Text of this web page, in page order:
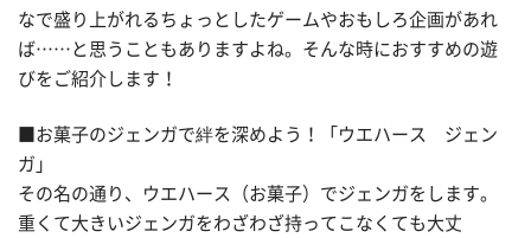
なで盛り上がれるちょっとしたゲームやおもしろ企画があれ
ば……と思うこともありますよね。そんな時におすすめの遊
びをご紹介します！
■お菓子のジェンガで絆を深めよう！「ウエハース ジェン
ガ」
その名の通り、ウエハース（お菓子）でジェンガをします。
重くて大きいジェンガをわざわざ持ってこなくても大丈